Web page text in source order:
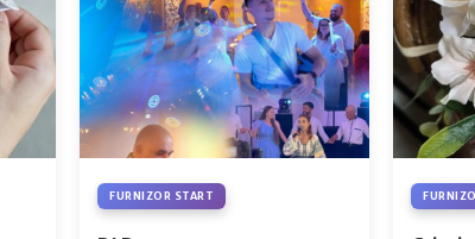
FURNIZOR START